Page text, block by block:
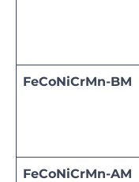
FeCoNiCrMn-BM
FeCoNiCrMn-AM